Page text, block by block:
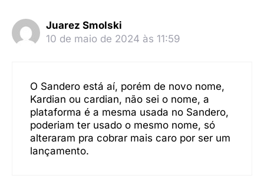
Juarez Smolski
10 de maio de 2024 às 11:59
O Sandero está aí, porém de novo nome,
Kardian ou cardian, não sei o nome, a
plataforma é a mesma usada no Sandero,
poderiam ter usado o mesmo nome, só
alteraram pra cobrar mais caro por ser um
lançamento.